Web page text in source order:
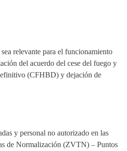
relevante para el funcionamiento
del acuerdo del cese del fuego y
(CFHBD) y dejación de
y personal no autorizado en las
de Normalización (ZVTN) – Puntos